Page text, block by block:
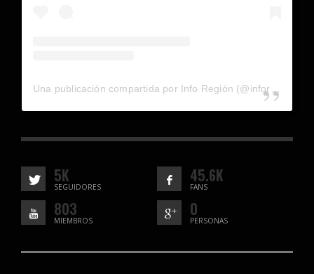
5K
SEGUIDORES
45.6K
FANS
803
MIEMBROS
0
PERSONAS